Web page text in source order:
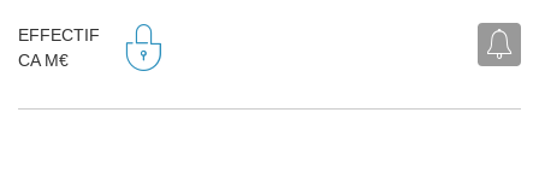
EFFECTIF
CA M€